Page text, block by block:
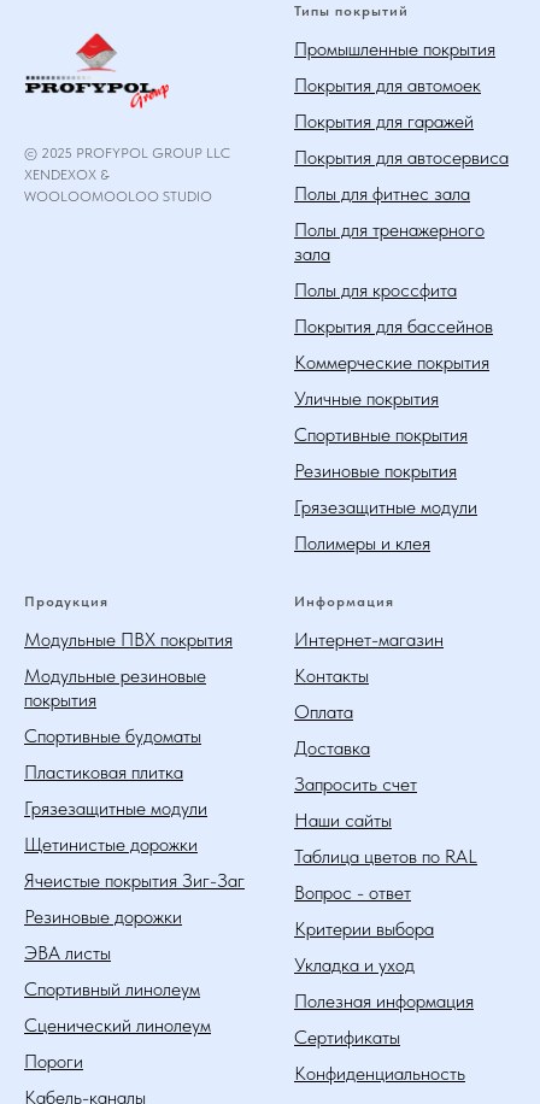
© 2025 PROFYPOL GROUP LLC
XENDEXOX &
WOOLOOMOOLOO STUDIO
Типы покрытий
Промышленные покрытия
Покрытия для автомоек
Покрытия для гаражей
Покрытия для автосервиса
Полы для фитнес зала
Полы для тренажерного
зала
Полы для кроссфита
Покрытия для бассейнов
Коммерческие покрытия
Уличные покрытия
Спортивные покрытия
Резиновые покрытия
Грязезащитные модули
Полимеры и клея
Продукция
Модульные ПВХ покрытия
Модульные резиновые
покрытия
Спортивные будоматы
Пластиковая плитка
Грязезащитные модули
Щетинистые дорожки
Ячеистые покрытия Зиг-Заг
Резиновые дорожки
ЭВА листы
Спортивный линолеум
Сценический линолеум
Пороги
Кабель-каналы
Информация
Интернет-магазин
Контакты
Оплата
Доставка
Запросить счет
Наши сайты
Таблица цветов по RAL
Вопрос - ответ
Критерии выбора
Укладка и уход
Полезная информация
Сертификаты
Конфиденциальность